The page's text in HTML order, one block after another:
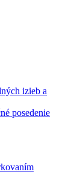
izieb a
posedenie